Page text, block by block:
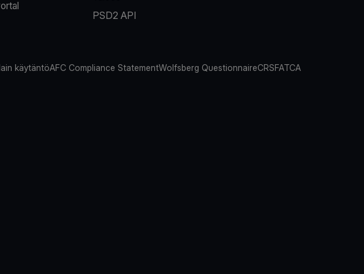
PSD2 API
käytäntöAFC Compliance StatementWolfsberg QuestionnaireCRSFATCA